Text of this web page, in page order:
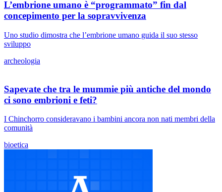
L’embrione umano è “programmato” fin dal
concepimento per la sopravvivenza
Uno studio dimostra che l’embrione umano guida il suo stesso
sviluppo
archeologia
Sapevate che tra le mummie più antiche del mondo
ci sono embrioni e feti?
I Chinchorro consideravano i bambini ancora non nati membri della
comunità
bioetica